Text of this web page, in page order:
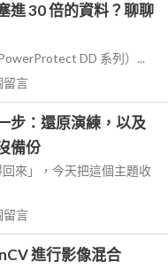
進 30 倍的資料？聊聊
DD 系列）...
留言
步：還原演練，以及
備份
來」，今天把這個主題收
留言
進行影像混合